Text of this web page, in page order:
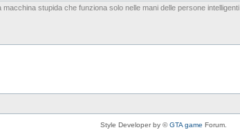
stupida che funziona solo nelle mani delle persone intelligenti
Style Developer by ©GTA game Forum.